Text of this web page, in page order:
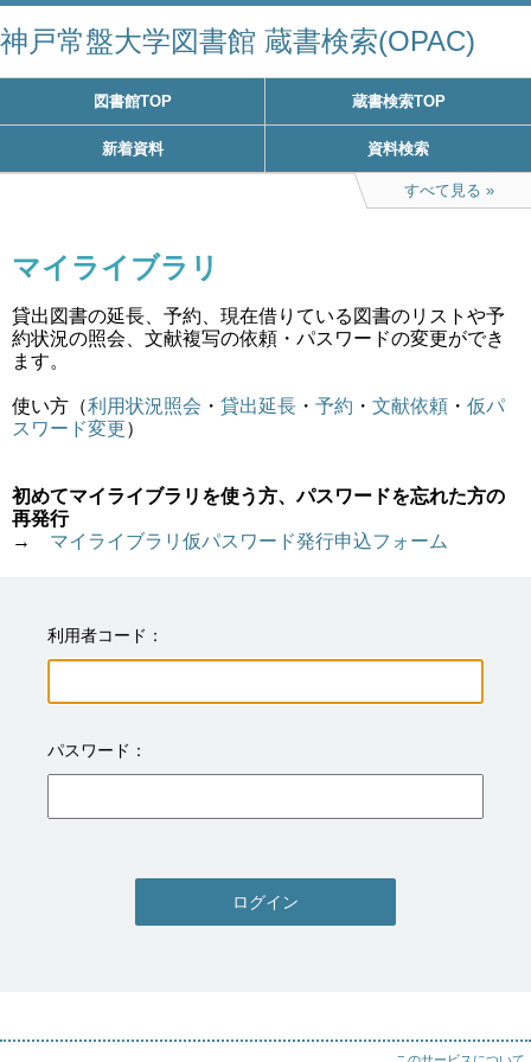
神戸常盤大学図書館 蔵書検索(OPAC)
図書館TOP 蔵書検索TOP
新着資料 資料検索
すべて見る
マイライブラリ
貸出図書の延長、予約、現在借りている図書のリストや予
約状況の照会、文献複写の依頼・パスワードの変更ができ
ます。
使い方（利用状況照会 ・ 貸出延長 ・ 予約 ・ 文献依頼 ・ 仮パ
スワード変更）
初めてマイライブラリを使う方、パスワードを忘れた方の
再発行
→ マイライブラリ仮パスワード発行申込フォーム
利用者コード
パスワード
ログイン